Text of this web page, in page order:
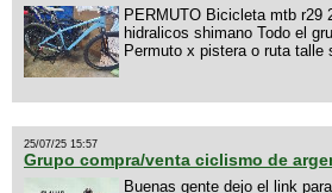
PERMUTO Bicicleta mtb r29
hidralicos shimano Todo el
Permuto x pistera o ruta talle
25/07/25 15:57
Grupo compra/venta ciclismo de
Buenas gente dejo el link